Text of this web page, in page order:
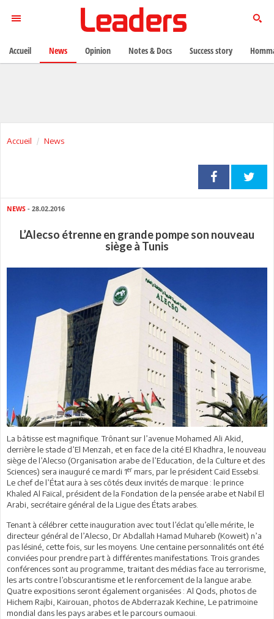
Accueil News
NEWS - 28.02.2016
L’Alecso étrenne en grande pompe son nouveau
siège à Tunis
La bâtisse est magnifique. Trônant sur l’avenue Mohamed Ali Akid,
derrière le stade d’El Menzah, et en face de la cité El Khadhra, le nouveau
siège del’Alecso (Organisation arabe de l’Education, de la Culture et des
Sciences) sera inauguré ce mardi 1er mars, par le président Caïd Essebsi.
Le chef de l’État aura à ses côtés deux invités de marque : le prince
Khaled Al Faïcal, président de la Fondation de la pensée arabe et Nabil El
Arabi, secrétaire général de la Ligue des États arabes.
Tenant à célébrer cette inauguration avec tout l’éclat qu’elle mérite, le
directeur général de l’Alecso, Dr Abdallah Hamad Muhareb (Koweit) n’a
pas lésiné, cette fois, sur les moyens. Une centaine personnalités ont été
conviées pour prendre part à différentes manifestations. Trois grandes
conférences sont au programme, traitant des médias face au terrorisme,
les arts contre l’obscurantisme et le renforcement de la langue arabe.
Quatre expositions seront également organisées : Al Qods, photos de
Hichem Rajbi, Kairouan, photos de Abderrazak Kechine, Le patrimoine
mondial dans les pays arabes et le parcours oumaoui.
Accueil News Opinion Notes & Docs Success story